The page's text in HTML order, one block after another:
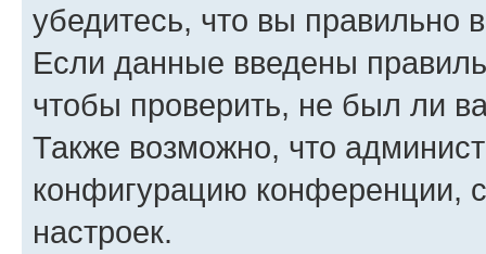
убедитесь, что вы правильно
Если данные введены
чтобы проверить, не был ли
Также возможно, что
конфигурацию конференции,
настроек.